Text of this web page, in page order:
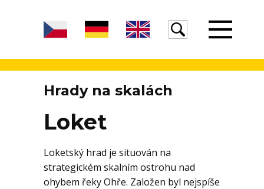
Hrady na skalách
Loket
Loketský hrad je situován na
strategickém skalním ostrohu nad
ohybem řeky Ohře. Založen byl nejspíše